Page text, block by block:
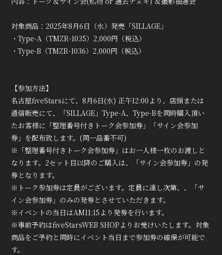
対象商品：2025年8月6日（水）発売「SILLAGE」
・Type-A（TMZR-1035）2,000円（税込）
・Type-B（TMZR-1036）2,000円（税込）
【参加方法】
名古屋fiveStarsにて、8月6日(水) 正午12:00より、店頭または
通信販売にて、「SILLAGE」Type-A、Type-Bを同時購入頂い
たお客様に「整理番号付きトーク会参加券」「サイン会参加
券」を配布致します。(同一品番不可)
※「整理番号付きトーク会参加券」はお一人様一枚のお渡しと
なります。2セット目以降のご購入は、「サイン会参加券」の発
券となります。
※トーク参加券は定員がございます。定員に達し次第、、「サ
イン会参加券」のみの発券とさせていただきます。
※イベントの当日はAM11:15より発券を行います。
※事前予約はfiveStarsWEB SHOPよりお受けいたします。対象
商品をご予約と同時にイベント当日まで参加券の確保が可能で
す。